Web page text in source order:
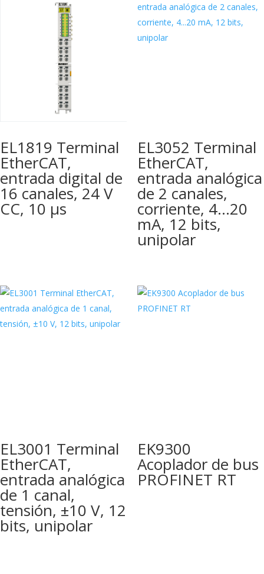
EL1819 Terminal
EtherCAT,
entrada digital de
16 canales, 24 V
CC, 10 µs
EL3052 Terminal
EtherCAT,
entrada analógica
de 2 canales,
corriente, 4…20
mA, 12 bits,
unipolar
EL3001 Terminal
EtherCAT,
entrada analógica
de 1 canal,
tensión, ±10 V, 12
bits, unipolar
EK9300
Acoplador de bus
PROFINET RT